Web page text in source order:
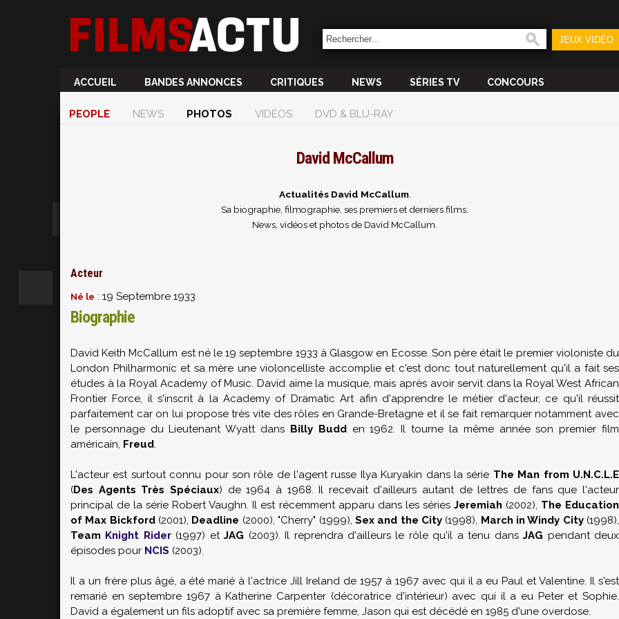
JEUX VIDÉO
ACCUEIL BANDES ANNONCES CRITIQUES NEWS SÉRIES TV CONCOURS
PEOPLE NEWS PHOTOS VIDÉOS DVD & BLU-RAY
David McCallum
Actualités David McCallum.
Sa biographie, filmographie, ses premiers et derniers films.
News, vidéos et photos de David McCallum.
Acteur
Né le : 19 Septembre 1933
Biographie
David Keith McCallum est né le 19 septembre 1933 à Glasgow en Ecosse. Son père était le premier violoniste du
London Philharmonic et sa mère une violoncelliste accomplie et c'est donc tout naturellement qu'il a fait ses
études à la Royal Academy of Music. David aime la musique, mais après avoir servit dans la Royal West African
Frontier Force, il s'inscrit à la Academy of Dramatic Art afin d'apprendre le métier d'acteur, ce qu'il réussit
parfaitement car on lui propose très vite des rôles en Grande-Bretagne et il se fait remarquer notamment avec
le personnage du Lieutenant Wyatt dans Billy Budden 1962. Il tourne la même année son premier film
américain, Freud.
L'acteur est surtout connu pour son rôle de l'agent russe Ilya Kuryakin dans la série The Man from U.N.C.L.E
(Des Agents Très Spéciaux) de 1964 à 1968. Il recevait d'ailleurs autant de lettres de fans que l'acteur
principal de la série Robert Vaughn. Il est récemment apparu dans les séries Jeremiah (2002), The Education
of Max Bickford(2001), Deadline (2000), "Cherry" (1999), Sex and the City(1998), March in Windy City(1998),
Team Knight Rider(1997) etJAG (2003). Il reprendra d'ailleurs le rôle qu'il a tenu dansJAG pendant deux
épisodes pour NCIS (2003).
Il a un frère plus âgé, a été marié à l'actrice Jill Ireland de 1957 à 1967 avec qui il a eu Paul et Valentine. Il s'est
remarié en septembre 1967 à Katherine Carpenter (décoratrice d'intérieur) avec qui il a eu Peter et Sophie.
David a également un fils adoptif avec sa première femme, Jason qui est décédé en 1985 d'une overdose.